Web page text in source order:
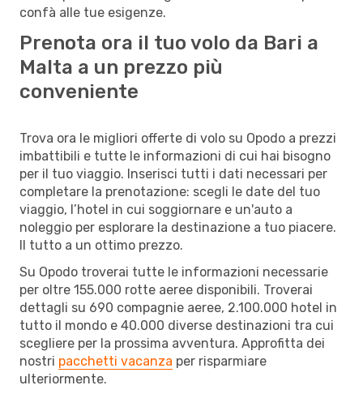
confà alle tue esigenze.
Prenota ora il tuo volo da Bari a
Malta a un prezzo più
conveniente
Trova ora le migliori offerte di volo su Opodo a prezzi
imbattibili e tutte le informazioni di cui hai bisogno
per il tuo viaggio. Inserisci tutti i dati necessari per
completare la prenotazione: scegli le date del tuo
viaggio, l’hotel in cui soggiornare e un'auto a
noleggio per esplorare la destinazione a tuo piacere.
Il tutto a un ottimo prezzo.
Su Opodo troverai tutte le informazioni necessarie
per oltre 155.000 rotte aeree disponibili. Troverai
dettagli su 690 compagnie aeree, 2.100.000 hotel in
tutto il mondo e 40.000 diverse destinazioni tra cui
scegliere per la prossima avventura. Approfitta dei
nostri pacchetti vacanza per risparmiare
ulteriormente.